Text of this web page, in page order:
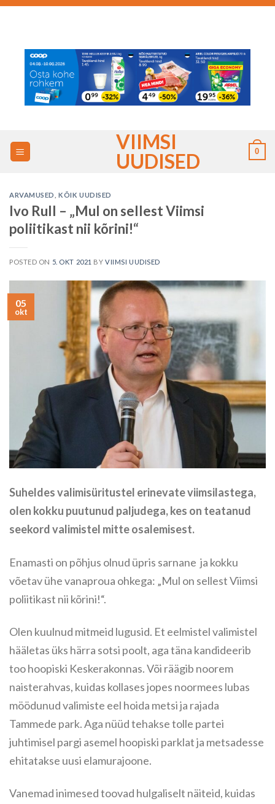
Skip
VIIMSI
UUDISED
0
ARVAMUSED ,KÕIK UUDISED
Ivo Rull – „Mul on sellest Viimsi
poliitikast nii kõrini!“
POSTED ON 5. OKT 2021 BYVIIMSI UUDISED
05
okt
Suheldes valimisüritustel erinevate viimsilastega,
olen kokku puutunud paljudega, kes on teatanud
seekord valimistel mitte osalemisest.
Enamasti on põhjus olnud üpris sarnane ja kokku
võetav ühe vanaproua ohkega: „Mul on sellest Viimsi
poliitikast nii kõrini!“.
Olen kuulnud mitmeid lugusid. Et eelmistel valimistel
hääletas üks härra sotsi poolt, aga täna kandideerib
too hoopiski Keskerakonnas. Või räägib noorem
naisterahvas, kuidas kollases jopes noormees lubas
möödunud valimiste eel hoida metsi ja rajada
Tammede park. Aga nüüd tehakse tolle partei
juhtimisel pargi asemel hoopiski parklat ja metsadesse
ehitatakse uusi elamurajoone.
Vanemad inimesed toovad hulgaliselt näiteid, kuidas